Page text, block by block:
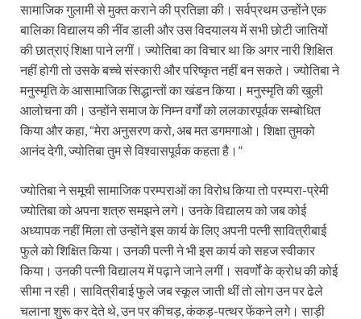
सामाजिक गुलामी से मुक्त कराने की प्रतिज्ञा की। सर्वप्रथम उन्होंने एक
बालिका विद्यालय की नींव डाली और उस विदयालय में सभी छोटी जातियों
की छात्राएं शिक्षा पाने लगीं। ज्योतिबा का विचार था कि अगर नारी शिक्षित
नहीं होगी तो उसके बच्चे संस्कारी और परिष्कृत नहीं बन सकते। ज्योतिबा ने
मनुस्मृति के आसामाजिक सिद्धान्तों का खंडन किया। मनुस्मृति की खुली
आलोचना की। उन्होंने समाज के निम्न वर्गों को ललकारपूर्वक सम्बोधित
किया और कहा, “मेरा अनुसरण करो, अब मत डगमगाओ। शिक्षा तुमको
आनंद देगी, ज्योतिबा तुम से विश्वासपूर्वक कहता है।”
ज्योतिबा ने समूची सामाजिक परम्पराओं का विरोध किया तो परम्परा-प्रेमी
ज्योतिबा को अपना शत्रु समझने लगे। उनके विद्यालय को जब कोई
अध्यापक नहीं मिला तो उन्होंने इस कार्य के लिए अपनी पत्नी सावित्रीबाई
फुले को शिक्षित किया। उनकी पत्नी ने भी इस कार्य को सहज स्वीकार
किया। उनकी पत्नी विद्यालय में पढ़ाने जाने लगीं। सवर्णों के क्रोध की कोई
सीमा न रही। सावित्रीबाई फुले जब स्कूल जाती थीं तो लोग उन पर ढेले
चलाना शुरू कर देते थे, उन पर कीचड़, कंकड़-पत्थर फेंकने लगे। साड़ी